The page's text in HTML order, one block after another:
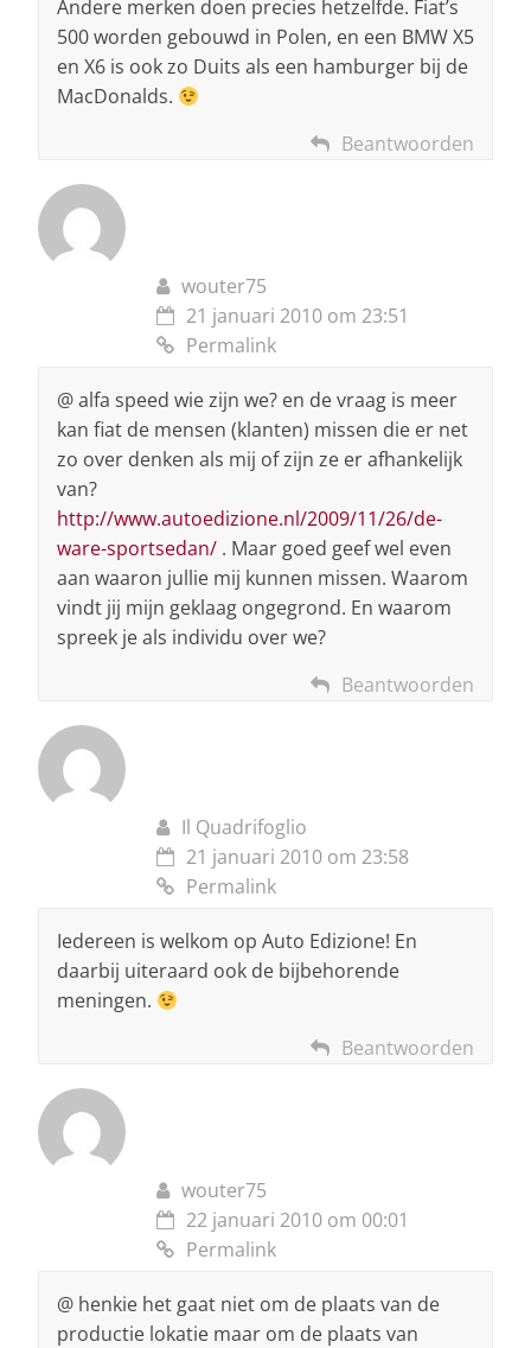
Andere merken doen precies hetzelfde. Fiat’s
500 worden gebouwd in Polen, en een BMW X5
en X6 is ook zo Duits als een hamburger bij de
MacDonalds.
Beantwoorden
wouter75
21 januari 2010 om 23:51
Permalink
@ alfa speed wie zijn we? en de vraag is meer
kan fiat de mensen (klanten) missen die er net
zo over denken als mij of zijn ze er afhankelijk
van?
http://www.autoedizione.nl/2009/11/26/de-
ware-sportsedan/ . Maar goed geef wel even
aan waaron jullie mij kunnen missen. Waarom
vindt jij mijn geklaag ongegrond. En waarom
spreek je als individu over we?
Beantwoorden
Il Quadrifoglio
21 januari 2010 om 23:58
Permalink
Iedereen is welkom op Auto Edizione! En
daarbij uiteraard ook de bijbehorende
meningen.
Beantwoorden
wouter75
22 januari 2010 om 00:01
Permalink
@ henkie het gaat niet om de plaats van de
productie lokatie maar om de plaats van